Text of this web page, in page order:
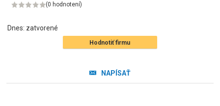
(0 hodnotení)
Dnes: zatvorené
Hodnotiť firmu
NAPÍSAŤ